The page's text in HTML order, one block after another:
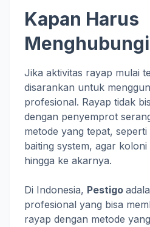
Kapan Harus
Jika aktivitas rayap mulai
disarankan untuk
profesional. Rayap tidak
dengan penyemprot
metode yang tepat,
baiting system, agar
hingga ke akarnya.
Di Indonesia, Pestigo
profesional yang bisa
rayap dengan metode